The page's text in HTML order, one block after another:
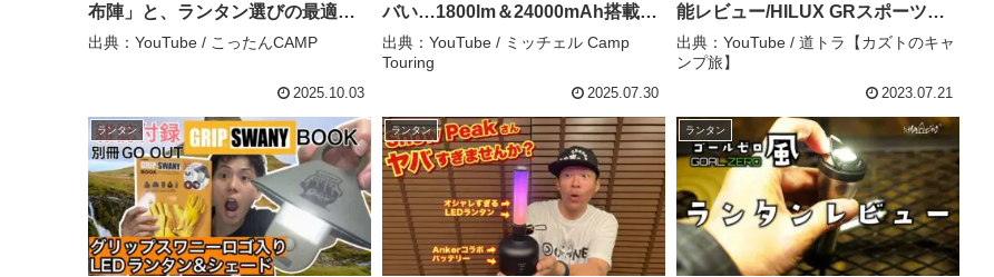
布陣」と、ランタン選びの最適解
(キャンプギア紹介) │ おすすめの
出典：YouTube / こったんCAMP
2025.10.03
バい…1800lm＆24000mAh搭載の
神ギア（開封＆レビュー） – ミッ
チェル Camp Touring
出典：YouTube / ミッチェル Camp
Touring
2025.07.30
能レビュー/HILUX GRスポーツ
gun125 – 道トラ【カズトのキャン
プ旅】
出典：YouTube / 道トラ【カズトのキャ
ンプ旅】
2023.07.21
ランタン ランタン ランタン